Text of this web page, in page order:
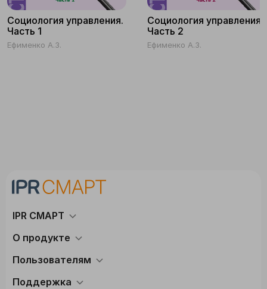
Социология управления.
Часть 1
Ефименко А.З.
Социология управления.
Часть 2
Ефименко А.З.
IPR СМАРТ
О продукте
Пользователям
Поддержка